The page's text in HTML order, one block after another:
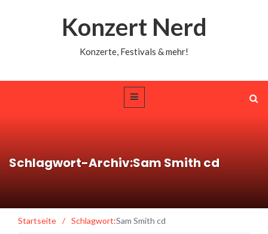
Konzert Nerd
Konzerte, Festivals & mehr!
Schlagwort-Archiv:Sam Smith cd
Startseite / Schlagwort:Sam Smith cd